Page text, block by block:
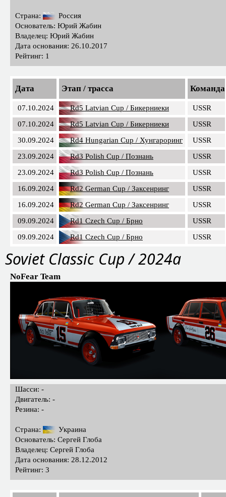
Страна:
Россия
Основатель: Юрий Жабин
Владелец: Юрий Жабин
Дата основания: 26.10.2017
Рейтинг: 1
Дата Этап / трасса Команда
07.10.2024 Rd5 Latvian Cup / Бикерниеки
USSR
07.10.2024
Rd5 Latvian Cup / Бикерниеки
USSR
30.09.2024
Rd4 Hungarian Сup / Хунгароринг
USSR
23.09.2024
Rd3 Polish Cup / Познань
USSR
23.09.2024
Rd3 Polish Cup / Познань
USSR
16.09.2024
Rd2 German Cup / Заксенринг
USSR
16.09.2024
Rd2 German Cup / Заксенринг
USSR
09.09.2024
Rd1 Czech Cup / Брно
USSR
09.09.2024
Rd1 Czech Cup / Брно USSR
Soviet Classic Cup / 2024a
NoFear Team
Шасси: -
Двигатель: -
Резина: -
Страна:
Украина
Основатель: Сергей Глоба
Владелец: Сергей Глоба
Дата основания: 28.12.2012
Рейтинг: 3